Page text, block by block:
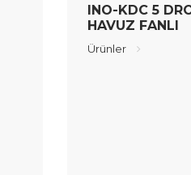
INO-KDC 5
HAVUZ FANLI
Ürünler